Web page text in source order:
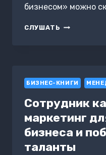
бизнесом» можно
СЛУШАТЬ
БИЗНЕС-КНИГИ
Сотрудник
маркетинг
бизнеса и
таланты